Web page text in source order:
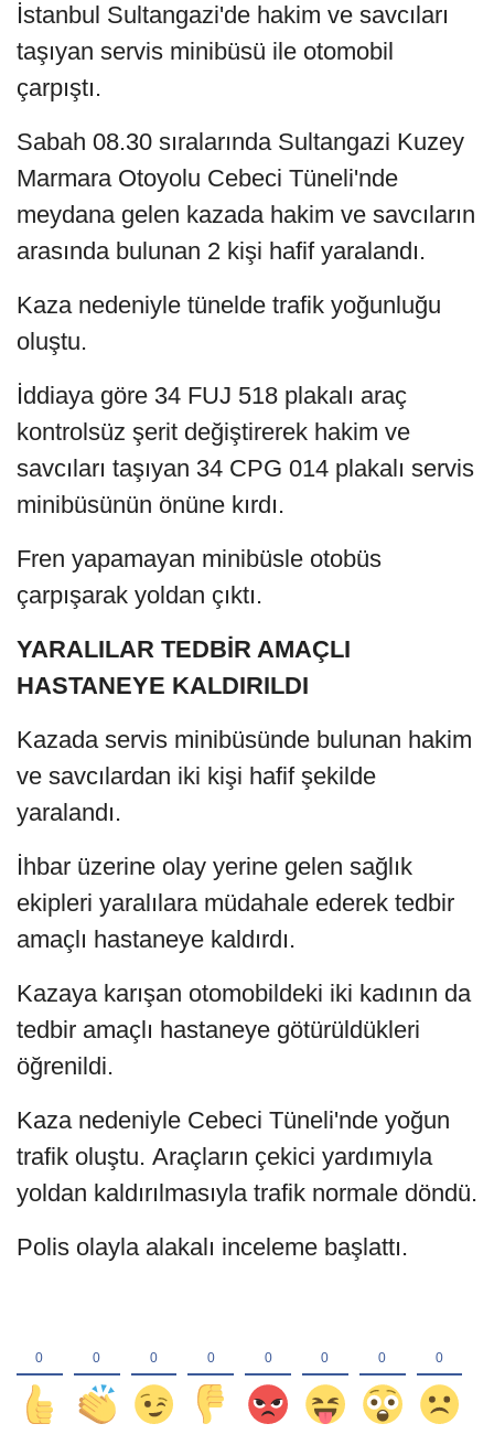
İstanbul Sultangazi'de hakim ve savcıları
taşıyan servis minibüsü ile otomobil
çarpıştı.
Sabah 08.30 sıralarında Sultangazi Kuzey
Marmara Otoyolu Cebeci Tüneli'nde
meydana gelen kazada hakim ve savcıların
arasında bulunan 2 kişi hafif yaralandı.
Kaza nedeniyle tünelde trafik yoğunluğu
oluştu.
İddiaya göre 34 FUJ 518 plakalı araç
kontrolsüz şerit değiştirerek hakim ve
savcıları taşıyan 34 CPG 014 plakalı servis
minibüsünün önüne kırdı.
Fren yapamayan minibüsle otobüs
çarpışarak yoldan çıktı.
YARALILAR TEDBİR AMAÇLI
HASTANEYE KALDIRILDI
Kazada servis minibüsünde bulunan hakim
ve savcılardan iki kişi hafif şekilde
yaralandı.
İhbar üzerine olay yerine gelen sağlık
ekipleri yaralılara müdahale ederek tedbir
amaçlı hastaneye kaldırdı.
Kazaya karışan otomobildeki iki kadının da
tedbir amaçlı hastaneye götürüldükleri
öğrenildi.
Kaza nedeniyle Cebeci Tüneli'nde yoğun
trafik oluştu. Araçların çekici yardımıyla
yoldan kaldırılmasıyla trafik normale döndü.
Polis olayla alakalı inceleme başlattı.